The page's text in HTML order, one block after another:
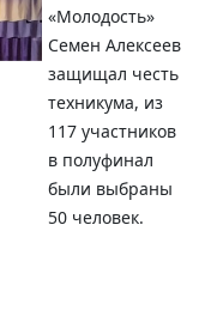
«Молодость»
Семен Алексеев
защищал честь
техникума, из
117 участников
в полуфинал
были выбраны
50 человек.